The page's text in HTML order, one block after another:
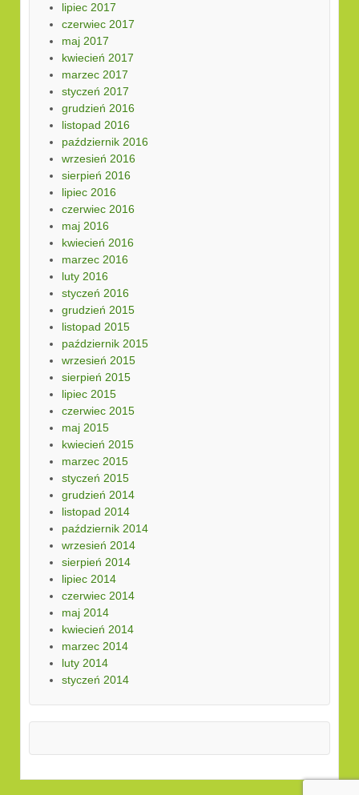
lipiec 2017
czerwiec 2017
maj 2017
kwiecień 2017
marzec 2017
styczeń 2017
grudzień 2016
listopad 2016
październik 2016
wrzesień 2016
sierpień 2016
lipiec 2016
czerwiec 2016
maj 2016
kwiecień 2016
marzec 2016
luty 2016
styczeń 2016
grudzień 2015
listopad 2015
październik 2015
wrzesień 2015
sierpień 2015
lipiec 2015
czerwiec 2015
maj 2015
kwiecień 2015
marzec 2015
styczeń 2015
grudzień 2014
listopad 2014
październik 2014
wrzesień 2014
sierpień 2014
lipiec 2014
czerwiec 2014
maj 2014
kwiecień 2014
marzec 2014
luty 2014
styczeń 2014